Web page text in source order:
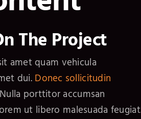
The Project
amet quam vehicula
dui. Donec sollicitudin
porttitor accumsan
ut libero malesuada